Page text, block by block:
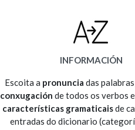
Pertence a
INFORMACIÓN
Escoita a pronuncia das
conxugación de todos os verbos
características gramaticaisde
entradas do dicionario